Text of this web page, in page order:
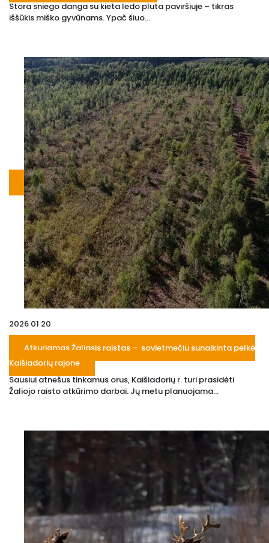
Stora sniego danga su kieta ledo pluta paviršiuje – tikras
iššūkis miško gyvūnams. Ypač šiuo...
2026 01 20
Atkuriamas Žaliasis raistas – sovietmečiu sunaikinta pelkė
Kaišiadorių rajone
Sausiui atnešus tinkamus orus, Kaišiadorių r. turi prasidėti
Žaliojo raisto atkūrimo darbai. Jų metu planuojama...